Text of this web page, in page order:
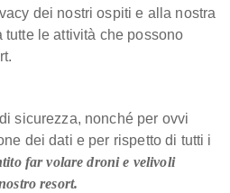
dei nostri ospiti e alla nostra
le attività che possono
sicurezza, nonché per ovvi
dei dati e per rispetto di tutti i
far volare droni e velivoli
resort.